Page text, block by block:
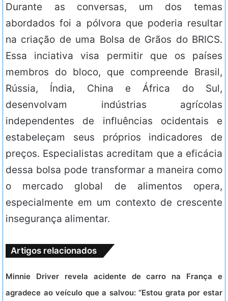
Durante as conversas, um dos temas
abordados foi a pólvora que poderia resultar
na criação de uma Bolsa de Grãos do BRICS.
Essa inciativa visa permitir que os países
membros do bloco, que compreende Brasil,
Rússia, Índia, China e África do Sul,
desenvolvam indústrias agrícolas
independentes de influências ocidentais e
estabeleçam seus próprios indicadores de
preços. Especialistas acreditam que a eficácia
dessa bolsa pode transformar a maneira como
o mercado global de alimentos opera,
especialmente em um contexto de crescente
insegurança alimentar.
Artigos relacionados
Minnie Driver revela acidente de carro na França e
agradece ao veículo que a salvou: “Estou grata por estar